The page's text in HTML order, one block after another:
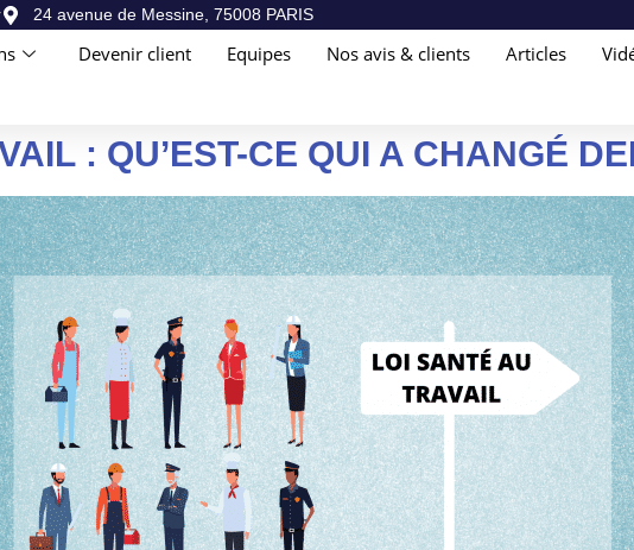
24 avenue de Messine, 75008 PARIS
Devenir client Equipes Nos avis & clients Articles
: QU’EST-CE QUI A CHANGÉ